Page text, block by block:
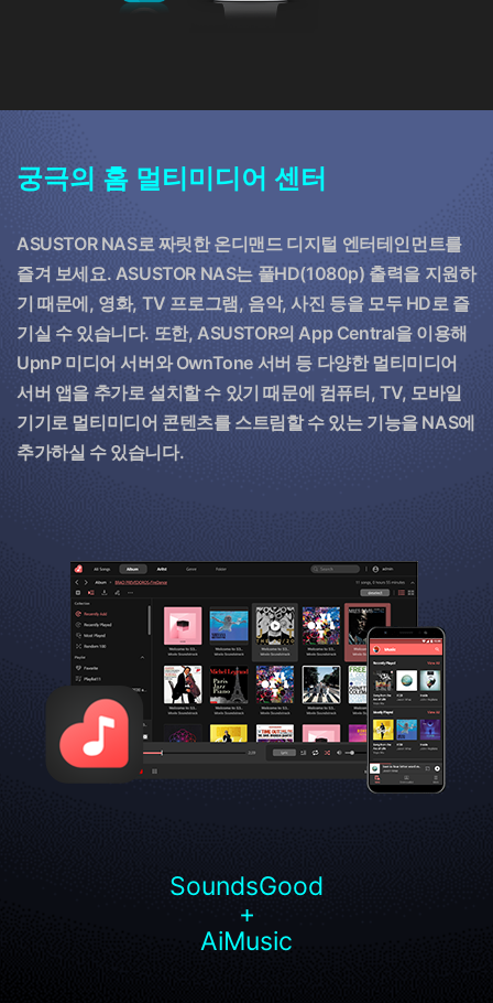
궁극의 홈 멀티미디어 센터
ASUSTOR NAS로 짜릿한 온디맨드 디지털 엔터테인먼트를
즐겨 보세요. ASUSTOR NAS는 풀HD(1080p) 출력을 지원하
기 때문에, 영화, TV 프로그램, 음악, 사진 등을 모두 HD로 즐
기실 수 있습니다. 또한, ASUSTOR의 App Central을 이용해
UpnP 미디어 서버와 OwnTone 서버 등 다양한 멀티미디어
서버 앱을 추가로 설치할 수 있기 때문에 컴퓨터, TV, 모바일
기기로 멀티미디어 콘텐츠를 스트림할 수 있는 기능을 NAS에
추가하실 수 있습니다.
SoundsGood
+
AiMusic